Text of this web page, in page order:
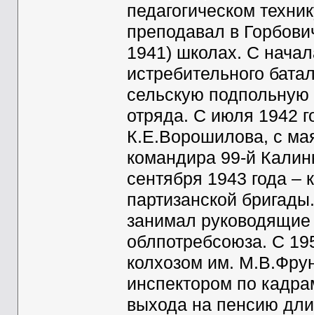
педагогическом
преподавал в
1941) школах. С
истребительного
сельскую подпольную
отряда. С июля 1942
К.Е.Ворошилова, с
командира 99-й
сентября 1943 года –
партизанской
занимал
облпотребсоюза. С
колхозом им.
инспектором по
выхода на пенсию